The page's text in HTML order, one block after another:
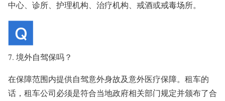
中心、诊所、护理机构、治疗机构、戒酒或戒毒场所。
7. 境外自驾保吗？
在保障范围内提供自驾意外身故及意外医疗保障。租车的
话，租车公司必须是符合当地政府相关部门规定并颁布了合